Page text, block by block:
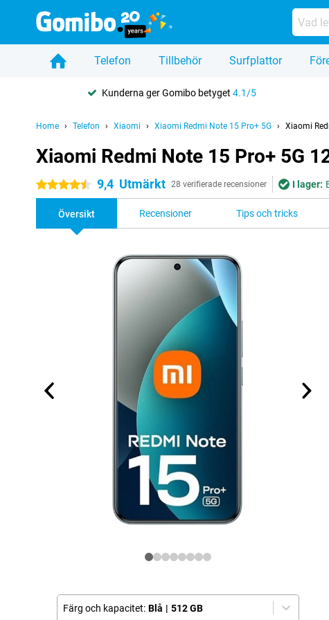
Telefon Tillbehör Surfplattor
Kunderna ger Gomibo betyget 4.1/5
Home Telefon Xiaomi Xiaomi Redmi Note 15 Pro+ 5G Xiaomi
Xiaomi Redmi Note 15 Pro+ 5G
4.5 stjärnor 9,4 Utmärkt 28 verifierade recensioner I lager:
Översikt Recensioner Tips och tricks
Färg och kapacitet: Blå | 512 GB